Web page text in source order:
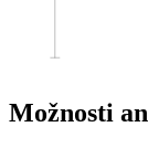
Možnosti